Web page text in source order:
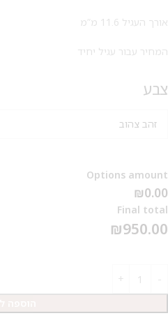
אורך העגיל 11.6 מ”מ
המחיר עבור עגיל יחיד
צבע
Options amount
₪0.00
Final total
₪950.00
על החירור ל-50 הפונות ראשונות
לקביעת תור לפירסינג ועיצוב